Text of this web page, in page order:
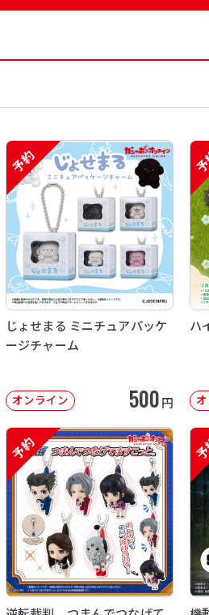
予約
じょせまる ミニチュアパッケ
ージチャーム
オンライン 500円
ハ
予約